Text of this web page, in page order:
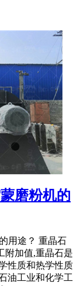
磨粉机的
用途？ 重晶石
附加值,重晶石是
性质和热学性质
油工业和化学工